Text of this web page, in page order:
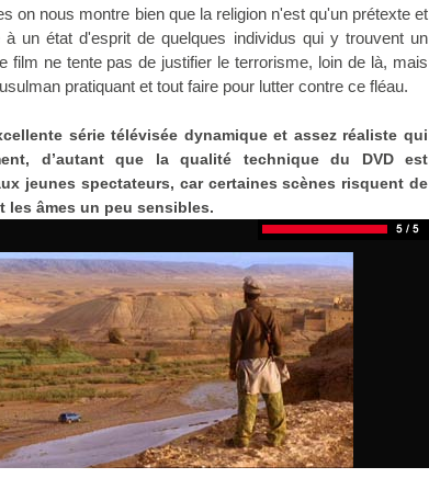
on nous montre bien que la religion n'est qu'un prétexte et
un état d'esprit de quelques individus qui y trouvent un
film ne tente pas de justifier le terrorisme, loin de là, mais
pratiquant et tout faire pour lutter contre ce fléau.
série télévisée dynamique et assez réaliste qui
d’autant que la qualité technique du DVD est
jeunes spectateurs, car certaines scènes risquent de
les âmes un peu sensibles.